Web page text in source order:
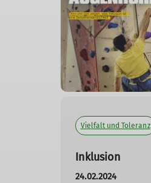
Vielfalt und Toleranz
Inklusion
24.02.2024